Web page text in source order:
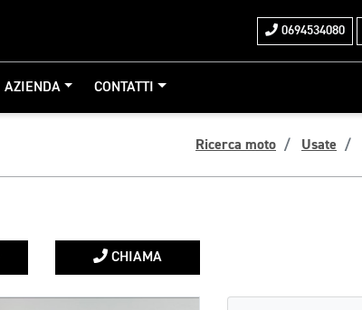
0694534080
AZIENDA CONTATTI
Ricerca moto Usate
CHIAMA